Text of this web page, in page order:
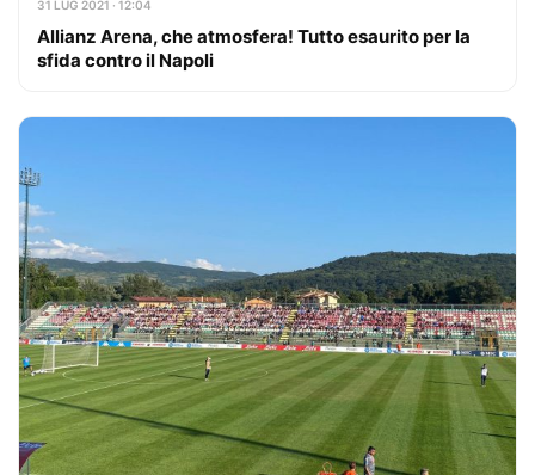
31 LUG 2021 · 12:04
Allianz Arena, che atmosfera! Tutto esaurito per la
sfida contro il Napoli